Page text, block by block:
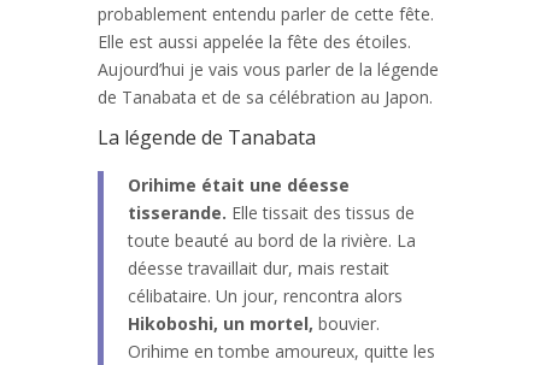
probablement entendu parler de cette fête.
Elle est aussi appelée la fête des étoiles.
Aujourd’hui je vais vous parler de la légende
de Tanabata et de sa célébration au Japon.
La légende de Tanabata
Orihime était une déesse
tisserande. Elle tissait des tissus de
toute beauté au bord de la rivière. La
déesse travaillait dur, mais restait
célibataire. Un jour, rencontra alors
Hikoboshi, un mortel, bouvier.
Orihime en tombe amoureux, quitte les